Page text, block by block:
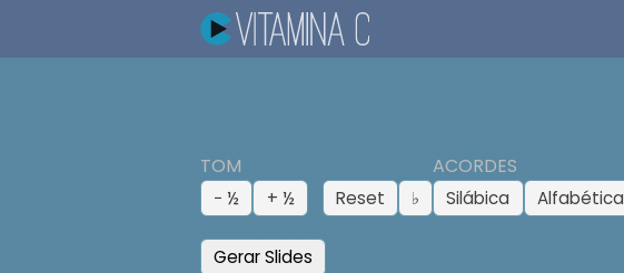
TOM
− ½ + ½ Reset ♭
ACORDES
Silábica Alfabética
Gerar Slides